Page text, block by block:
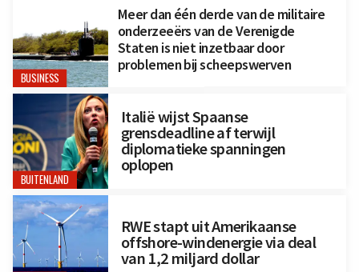
BUSINESS
Meer dan één derde van de militaire
onderzeeërs van de Verenigde
Staten is niet inzetbaar door
problemen bij scheepswerven
BUITENLAND
Italië wijst Spaanse
grensdeadline af terwijl
diplomatieke spanningen
oplopen
RWE stapt uit Amerikaanse
offshore-windenergie via deal
van 1,2 miljard dollar